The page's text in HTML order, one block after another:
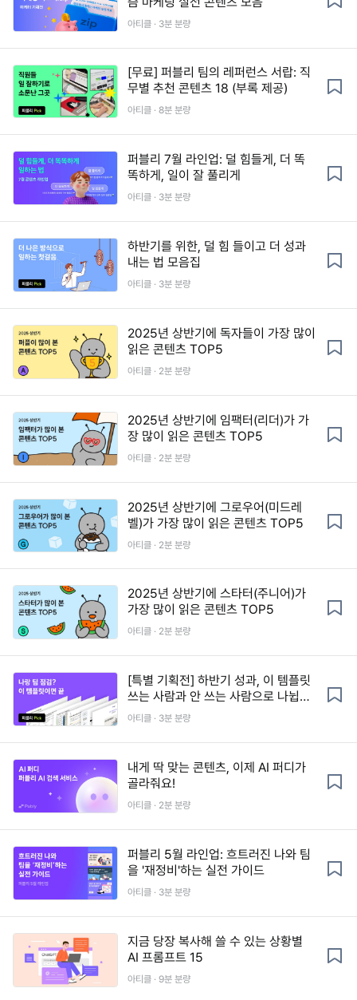
아티클 · 3분 분량
[무료] 퍼블리 팀의 레퍼런스 서랍: 직
무별 추천 콘텐츠 18 (부록 제공)
아티클 · 8분 분량
퍼블리 7월 라인업: 덜 힘들게, 더 똑
똑하게, 일이 잘 풀리게
아티클 · 3분 분량
하반기를 위한, 덜 힘 들이고 더 성과
내는 법 모음집
아티클 · 3분 분량
2025년 상반기에 독자들이 가장 많이
읽은 콘텐츠 TOP5
아티클 · 2분 분량
2025년 상반기에 임팩터(리더)가 가
장 많이 읽은 콘텐츠 TOP5
아티클 · 2분 분량
2025년 상반기에 그로우어(미드레
벨)가 가장 많이 읽은 콘텐츠 TOP5
아티클 · 2분 분량
2025년 상반기에 스타터(주니어)가
가장 많이 읽은 콘텐츠 TOP5
아티클 · 2분 분량
[특별 기획전] 하반기 성과, 이 템플릿
쓰는 사람과 안 쓰는 사람으로 나뉩니
다
아티클 · 3분 분량
내게 딱 맞는 콘텐츠, 이제 AI 퍼디가
골라줘요!
아티클 · 2분 분량
퍼블리 5월 라인업: 흐트러진 나와 팀
을 '재정비'하는 실전 가이드
아티클 · 3분 분량
지금 당장 복사해 쓸 수 있는 상황별
AI 프롬프트 15
아티클 · 9분 분량